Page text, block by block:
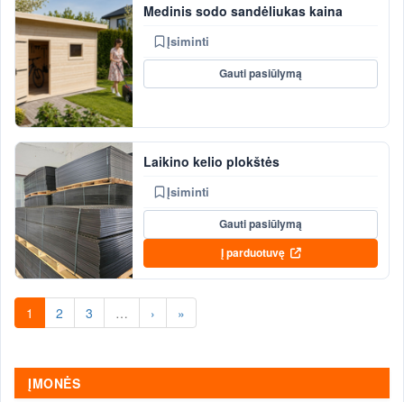
Medinis sodo sandėliukas kaina
Įsiminti
Gauti pasiūlymą
Laikino kelio plokštės
Įsiminti
Gauti pasiūlymą
Į parduotuvę
1 2 3 … › »
ĮMONĖS